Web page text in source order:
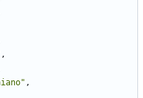
,
,